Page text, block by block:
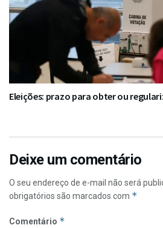
Eleições: prazo para obter ou
Deixe um comentário
O seu endereço de e-mail não será
obrigatórios são marcados com *
Comentário *